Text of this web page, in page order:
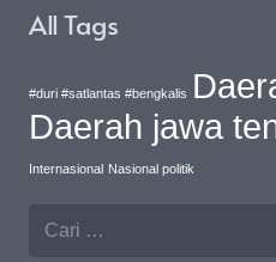
All Tags
#duri #satlantas #bengkalis
Daerah jawa
Internasional Nasional politik
Cari